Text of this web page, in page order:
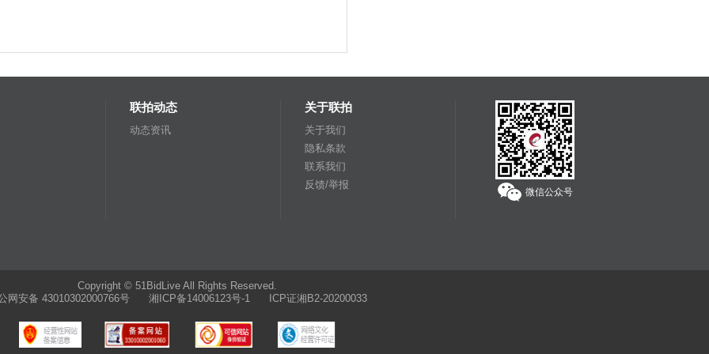
联拍动态
动态资讯
关于联拍
关于我们
隐私条款
联系我们
反馈/举报
微信公众号
Copyright © 51BidLive All Rights Reserved.
网安备 43010302000766号 湘ICP备14006123号-1 ICP证湘B2-20200033